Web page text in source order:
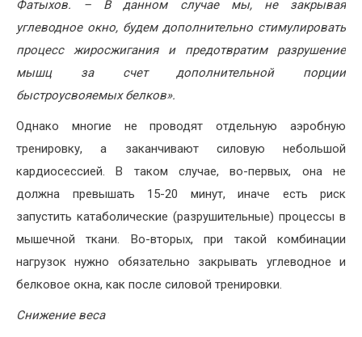
Фатыхов. – В данном случае мы, не закрывая
углеводное окно, будем дополнительно стимулировать
процесс жиросжигания и предотвратим разрушение
мышц за счет дополнительной порции
быстроусвояемых белков».
Однако многие не проводят отдельную аэробную
тренировку, а заканчивают силовую небольшой
кардиосессией. В таком случае, во-первых, она не
должна превышать 15-20 минут, иначе есть риск
запустить катаболические (разрушительные) процессы в
мышечной ткани. Во-вторых, при такой комбинации
нагрузок нужно обязательно закрывать углеводное и
белковое окна, как после силовой тренировки.
Снижение веса